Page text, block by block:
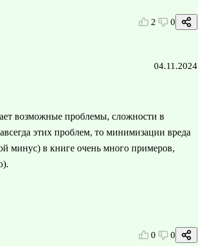
2 0
04.11.2024
возможные проблемы, сложности в
этих проблем, то минимизации вреда
минус) в книге очень много примеров,
0 0